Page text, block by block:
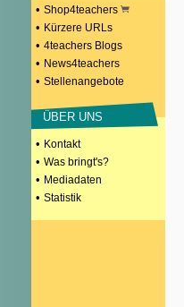
• Shop4teachers
• Kürzere URLs
• 4teachers Blogs
• News4teachers
• Stellenangebote
ÜBER UNS
• Kontakt
• Was bringt's?
• Mediadaten
• Statistik